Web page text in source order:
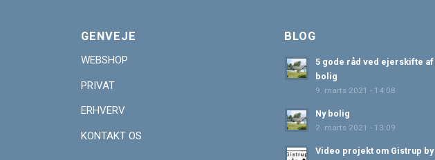
GENVEJE
WEBSHOP
PRIVAT
ERHVERV
KONTAKT OS
BLOG
5 gode råd ved ejerskifte af
bolig
9. marts 2021 - 14:08
Ny bolig
2. marts 2021 - 13:09
Video projekt om Gistrup by